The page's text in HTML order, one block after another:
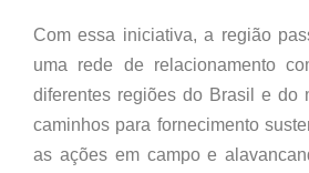
Com essa iniciativa, a região
uma rede de relacionamento
diferentes regiões do Brasil e do
caminhos para fornecimento
as ações em campo e